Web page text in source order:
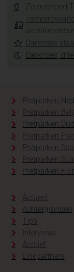
Zo ontstond
Darkrides
Darkrides,
Pretparken
Pretparken
Pretparken
Pretparken
Pretparken
Pretparken
Pretparken
Actueel
Achtergronden
Tips
Interviews
Archief
Linkpartners